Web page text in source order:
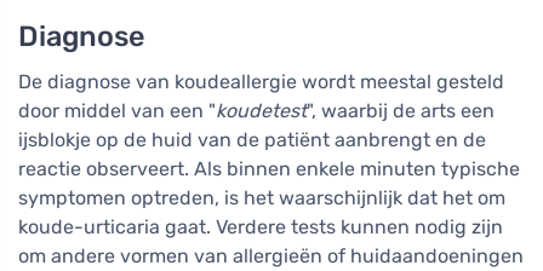
Diagnose
De diagnose van koudeallergie wordt meestal gesteld
door middel van een "koudetest", waarbij de arts een
ijsblokje op de huid van de patiënt aanbrengt en de
reactie observeert. Als binnen enkele minuten typische
symptomen optreden, is het waarschijnlijk dat het om
koude-urticaria gaat. Verdere tests kunnen nodig zijn
om andere vormen van allergieën of huidaandoeningen